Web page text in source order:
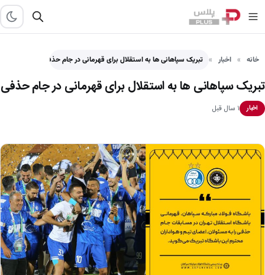
خانه اخبار تبریک سپاهانی ها به استقلال برای قهرمانی در جام حذفی
تبریک سپاهانی ها به استقلال برای قهرمانی در جام حذفی
اخبار ۱ سال قبل